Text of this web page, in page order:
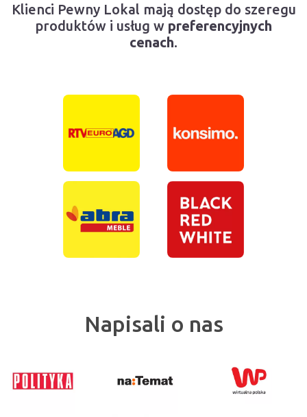
Klienci Pewny Lokal mają dostęp do szeregu
produktów i usług w preferencyjnych
cenach.
Napisali o nas